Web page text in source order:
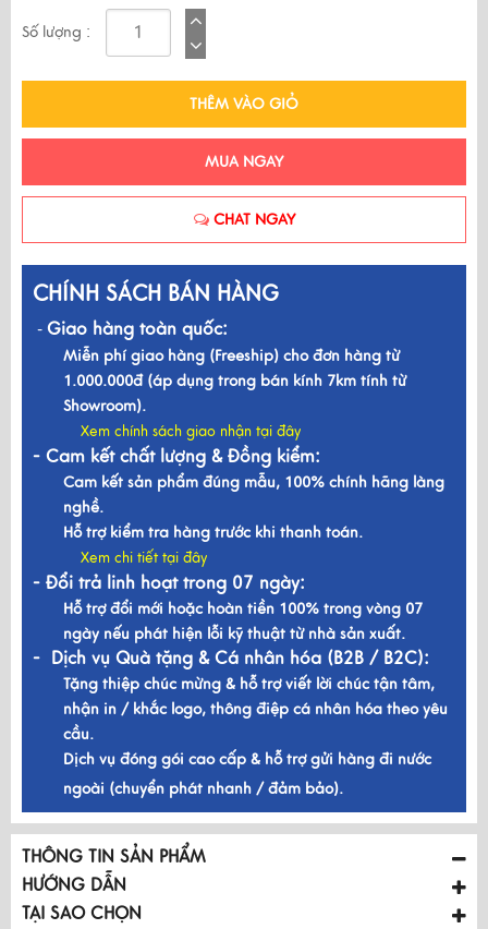
Số lượng :
THÊM VÀO GIỎ
MUA NGAY
CHAT NGAY
CHÍNH SÁCH BÁN HÀNG
- Giao hàng toàn quốc:
Miễn phí giao hàng (Freeship) cho đơn hàng từ
1.000.000đ (áp dụng trong bán kính 7km tính từ
Showroom).
Xem chính sách giao nhận tại đây
- Cam kết chất lượng & Đồng kiểm:
Cam kết sản phẩm đúng mẫu, 100% chính hãng làng
nghề.
Hỗ trợ kiểm tra hàng trước khi thanh toán.
Xem chi tiết tại đây
- Đổi trả linh hoạt trong 07 ngày:
Hỗ trợ đổi mới hoặc hoàn tiền 100% trong vòng 07
ngày nếu phát hiện lỗi kỹ thuật từ nhà sản xuất.
- Dịch vụ Quà tặng & Cá nhân hóa (B2B / B2C):
Tặng thiệp chúc mừng & hỗ trợ viết lời chúc tận tâm,
nhận in / khắc logo, thông điệp cá nhân hóa theo yêu
cầu.
Dịch vụ đóng gói cao cấp & hỗ trợ gửi hàng đi nước
ngoài (chuyển phát nhanh / đảm bảo).
THÔNG TIN SẢN PHẨM
HƯỚNG DẪN
TẠI SAO CHỌN